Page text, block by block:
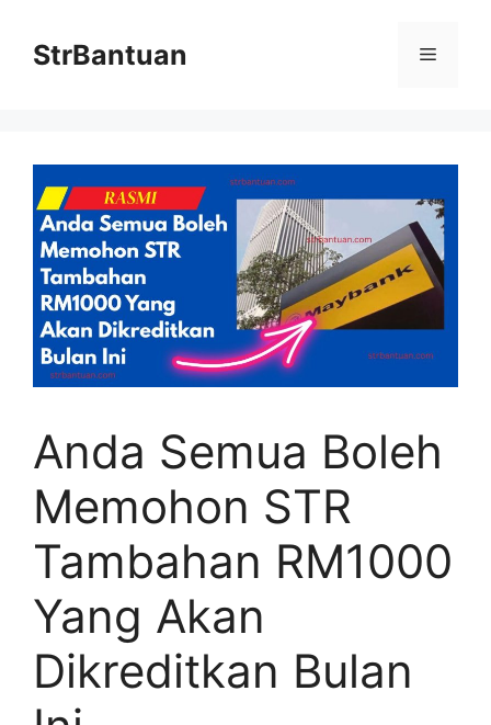
contentStrBantuan Menu
Anda Semua Boleh
Memohon STR
Tambahan RM1000
Yang Akan
Dikreditkan Bulan